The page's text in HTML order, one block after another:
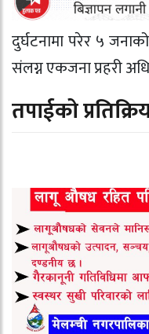
दुर्घटनामा परेर ५
संलग्न एकजना प्रहरी
तपाईको